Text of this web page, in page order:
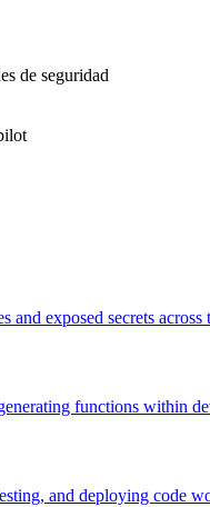
de seguridad
exposed secrets across
functions within
and deploying code